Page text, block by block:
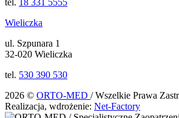
Wieliczka
ul. Szpunara 1
32-020 Wieliczka
tel. 530 390 530
2026 © ORTO-MED / Wszelkie Prawa
Realizacja, wdrożenie: Net-Factory